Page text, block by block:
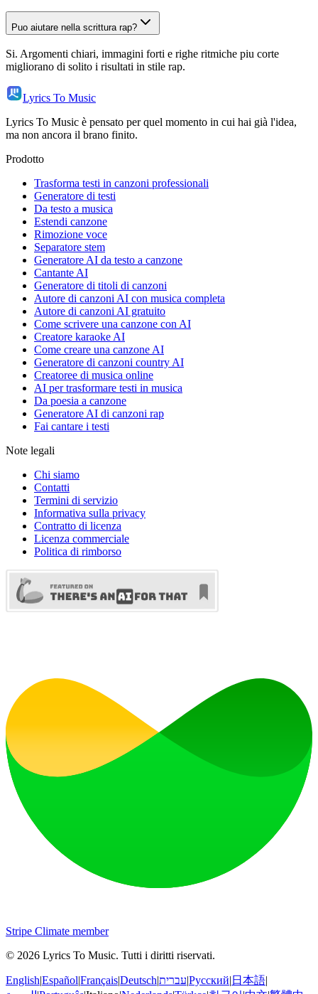
Puo aiutare nella scrittura rap?
Si. Argomenti chiari, immagini forti e righe ritmiche piu corte
migliorano di solito i risultati in stile rap.
Lyrics To Music
Lyrics To Music è pensato per quel momento in cui hai già l'idea,
ma non ancora il brano finito.
Prodotto
Trasforma testi in canzoni professionali
Generatore di testi
Da testo a musica
Estendi canzone
Rimozione voce
Separatore stem
Generatore AI da testo a canzone
Cantante AI
Generatore di titoli di canzoni
Autore di canzoni AI con musica completa
Autore di canzoni AI gratuito
Come scrivere una canzone con AI
Creatore karaoke AI
Come creare una canzone AI
Generatore di canzoni country AI
Creatoree di musica online
AI per trasformare testi in musica
Da poesia a canzone
Generatore AI di canzoni rap
Fai cantare i testi
Note legali
Chi siamo
Contatti
Termini di servizio
Informativa sulla privacy
Contratto di licenza
Licenza commerciale
Politica di rimborso
Stripe Climate member
© 2026 Lyrics To Music. Tutti i diritti riservati.
English|Español|Français|Deutsch|עברית|Русский| 日本語|